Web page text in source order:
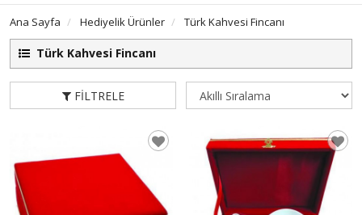
Ana Sayfa Hediyelik Ürünler Türk Kahvesi Fincanı
Türk Kahvesi Fincanı
FILTRELE